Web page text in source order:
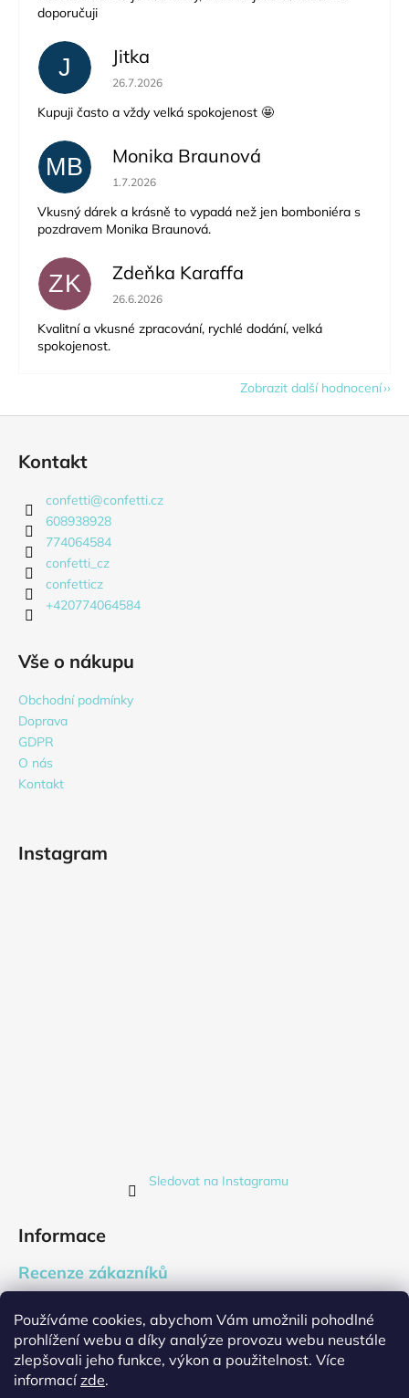
Používáme cookies, abychom Vám umožnili pohodlné
prohlížení webu a díky analýze provozu webu neustále
zlepšovali jeho funkce, výkon a použitelnost. Více
informacízde.
doporučuji
J Jitka
Hodnocení obchodu je 5 z 5 hvězdiček.
26.7.2026
Kupuji často a vždy velká spokojenost 🤩
MB Monika Braunová
Hodnocení obchodu je 5 z 5 hvězdiček.
1.7.2026
Vkusný dárek a krásně to vypadá než jen bomboniéra s
pozdravem Monika Braunová.
ZK Zdeňka Karaffa
Hodnocení obchodu je 5 z 5 hvězdiček.
26.6.2026
Kvalitní a vkusné zpracování, rychlé dodání, velká
spokojenost.
Zobrazit další hodnocení
Kontakt
confetti@confetti.cz
608938928
774064584
confetti_cz
confetticz
+420774064584
Vše o nákupu
Obchodní podmínky
Doprava
GDPR
O nás
Kontakt
Instagram
Sledovat na Instagramu
Informace
Recenze zákazníků
Blog
Firemní dárky
Cookies
Jak nakupovat